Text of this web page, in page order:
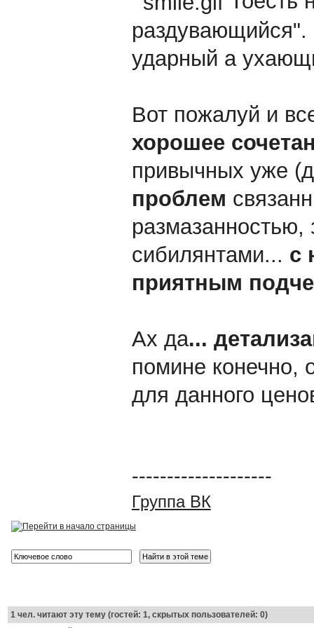
раздувающийся".
ударный а
Вот пожалуй и
хорошее
привычных уже
проблем
сибилянтами... с
приятным
Ах да...
помине конечно,
для данного
--------------------
Группа ВК
1чел. читают эту тему (гостей: 1, скрытых пользователей: 0)